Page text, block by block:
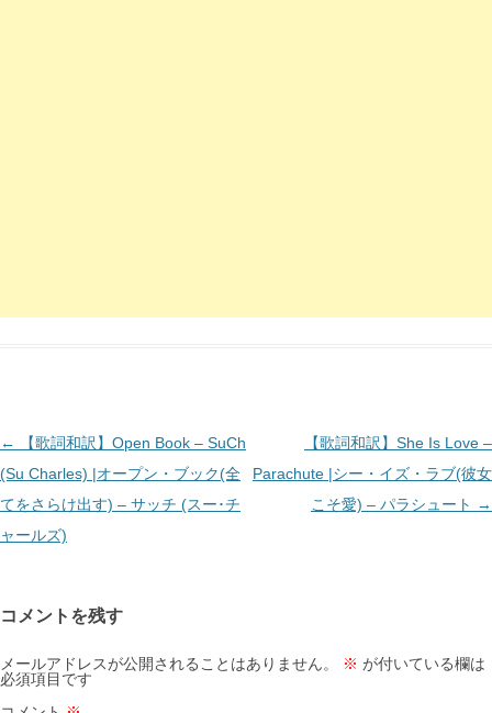
投
稿
ナ
ビ
シ
ョ
ン
←
【歌詞和訳】Open Book – SuCh
(Su Charles) |オープン・ブック(全
てをさらけ出す) – サッチ (スー･チ
ャールズ)
【歌詞和訳】She Is Love –
Parachute |シー・イズ・ラブ(彼女
こそ愛) – パラシュート →
コメントを残す
メールアドレスが公開されることはありません。 ※ が付いている欄は
必須項目です